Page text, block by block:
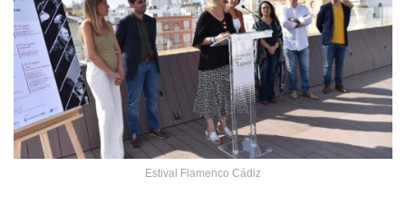
Estival Flamenco Cádiz